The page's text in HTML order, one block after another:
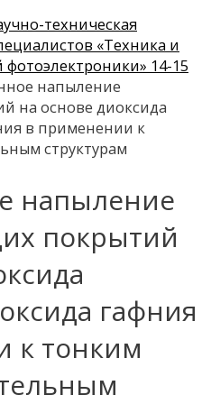
техническая
«Техника и
14-15
напыление
на основе диоксида
в применении к
структурам
напыление
покрытий
гафния
к тонким